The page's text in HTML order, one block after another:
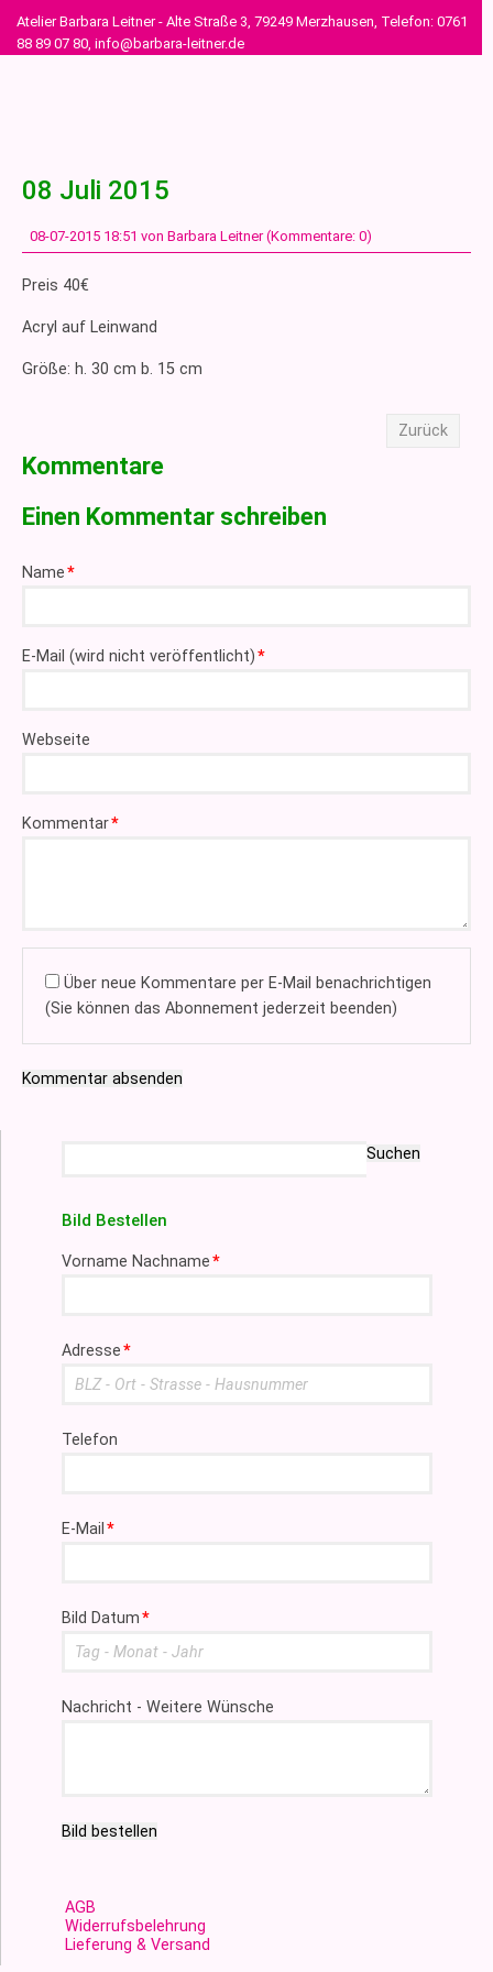
Atelier Barbara Leitner - Alte Straße 3, 79249 Merzhausen, Telefon: 0761
88 89 07 80, info@barbara-leitner.de
08 Juli 2015
08-07-2015 18:51 von Barbara Leitner (Kommentare: 0)
Preis 40€
Acryl auf Leinwand
Größe: h. 30 cm b. 15 cm
Zurück
Kommentare
Einen Kommentar schreiben
Pflichtfeld
Name*
Pflichtfeld
E-Mail (wird nicht veröffentlicht)*
Webseite
Pflichtfeld
Kommentar*
Über neue Kommentare per E-Mail benachrichtigen
(Sie können das Abonnement jederzeit beenden)
Kommentar absenden
Suchen
Bild Bestellen
Pflichtfeld
Vorname Nachname*
Pflichtfeld
Adresse*
Telefon
Pflichtfeld
E-Mail*
Pflichtfeld
Bild Datum*
Nachricht - Weitere Wünsche
Bild bestellen
AGB
Widerrufsbelehrung
Lieferung & Versand